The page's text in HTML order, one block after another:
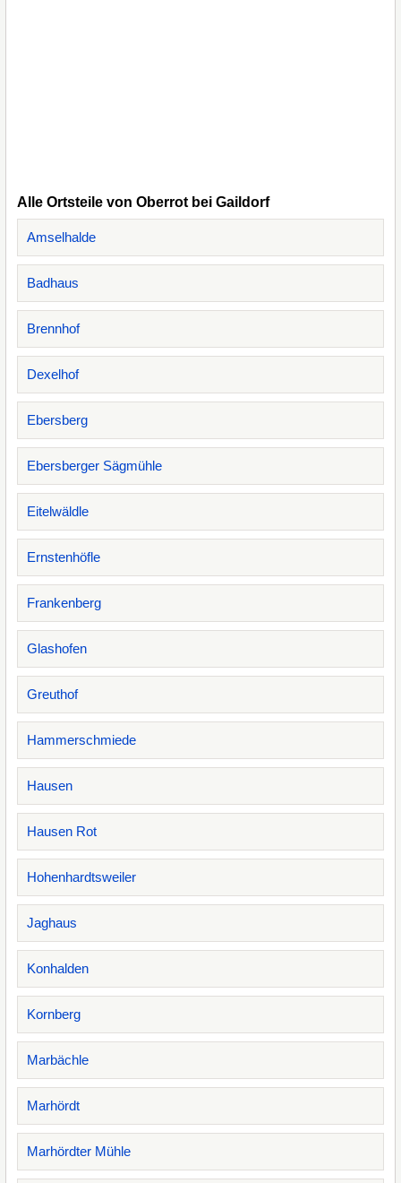
Alle Ortsteile von Oberrot bei Gaildorf
Amselhalde
Badhaus
Brennhof
Dexelhof
Ebersberg
Ebersberger Sägmühle
Eitelwäldle
Ernstenhöfle
Frankenberg
Glashofen
Greuthof
Hammerschmiede
Hausen
Hausen Rot
Hohenhardtsweiler
Jaghaus
Konhalden
Kornberg
Marbächle
Marhördt
Marhördter Mühle